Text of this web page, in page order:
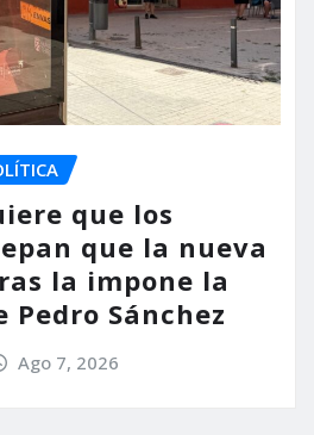
que los
que la nueva
la impone la
Pedro Sánchez
Ago 7, 2026